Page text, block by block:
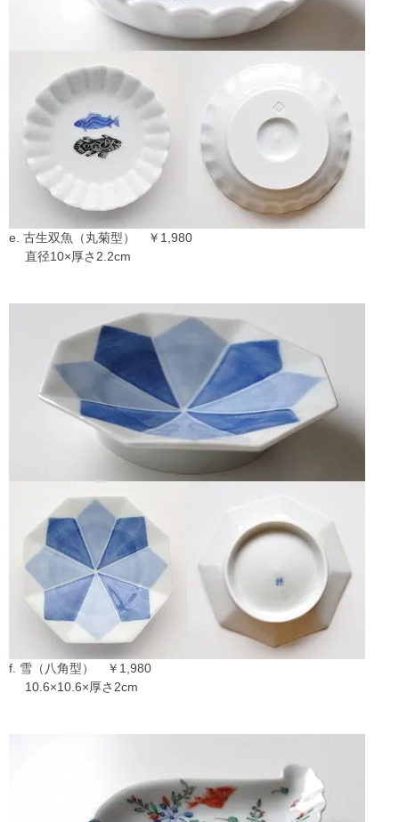
e. 古生双魚（丸菊型） ￥1,980
直径10×厚さ2.2cm
f. 雪（八角型） ￥1,980
10.6×10.6×厚さ2cm